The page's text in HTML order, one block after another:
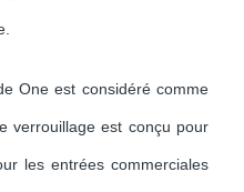
One est considéré comme
verrouillage est conçu pour
les entrées commerciales